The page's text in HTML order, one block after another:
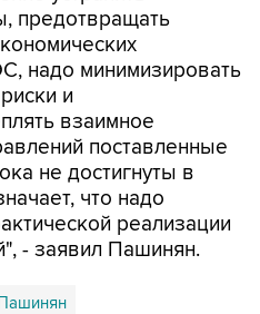
предотвращать
надо минимизировать
и
взаимное
поставленные
не достигнуты в
что надо
реализации
- заявил Пашинян.